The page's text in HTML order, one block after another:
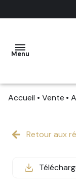
Menu
VENTE
PRESTIGE
Accueil Vente
Retour aux